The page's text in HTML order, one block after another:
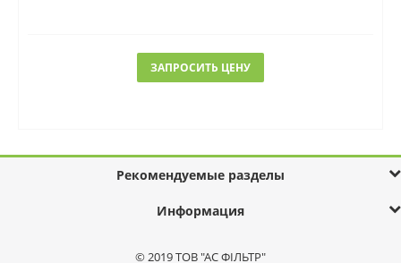
ЗАПРОСИТЬ ЦЕНУ
Рекомендуемые разделы
Информация
© 2019 ТОВ "АС ФІЛЬТР"